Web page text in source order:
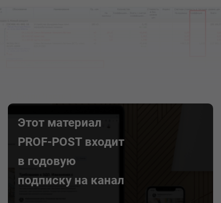
Этот материал
PROF-POST входит
в годовую
подписку на канал